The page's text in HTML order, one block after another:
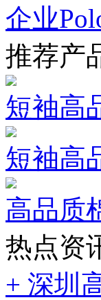
企业
推荐产
短袖高
短袖高
高品质
热点资
+ 深圳